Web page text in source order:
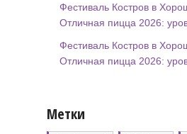
Фестиваль Костров в
Отличная пицца 2026:
Фестиваль Костров в
Отличная пицца 2026:
Метки